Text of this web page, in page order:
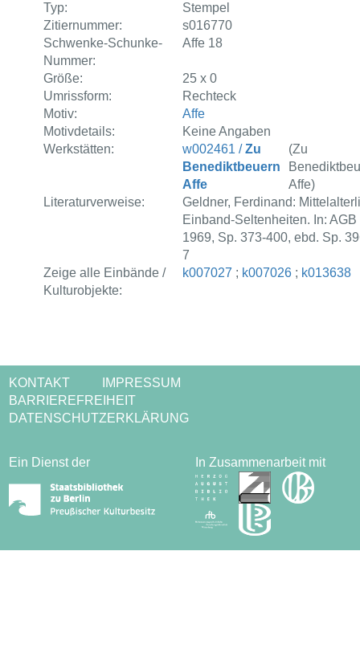
Typ:
Stempel
Zitiernummer:
s016770
Schwenke-Schunke-
Nummer:
Affe 18
Größe:
25 x 0
Umrissform:
Rechteck
Motiv:
Affe
Motivdetails:
Keine Angaben
Werkstätten:
w002461 /Zu
Benediktbeuern
Affe
(Zu
Affe)
Literaturverweise:
Geldner, Ferdinand:
Einband-Seltenheiten. In: AGB
1969, Sp. 373-400, ebd. Sp.
7
Zeige alle Einbände /
Kulturobjekte:
k007027 ; k007026 ; k013638
KONTAKT
IMPRESSUM
BARRIEREFREIHEIT
DATENSCHUTZERKLÄRUNG
Ein Dienst der In Zusammenarbeit mit